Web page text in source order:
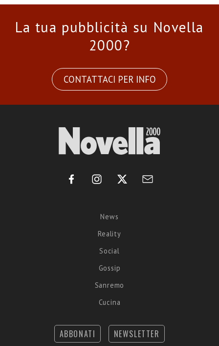
La tua pubblicità su Novella
2000?
CONTATTACI PER INFO
News
Reality
Social
Gossip
Sanremo
Cucina
ABBONATI NEWSLETTER